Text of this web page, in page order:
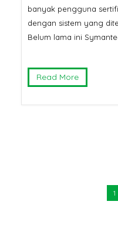
banyak pengguna
dengan sistem yang
Belum lama ini
Read More
1